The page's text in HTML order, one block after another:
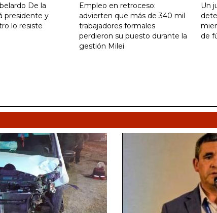
De la
presidente y
lo resiste
Empleo en retroceso:
advierten que más de 340 mil
trabajadores formales
perdieron su puesto durante la
gestión Milei
Un
de